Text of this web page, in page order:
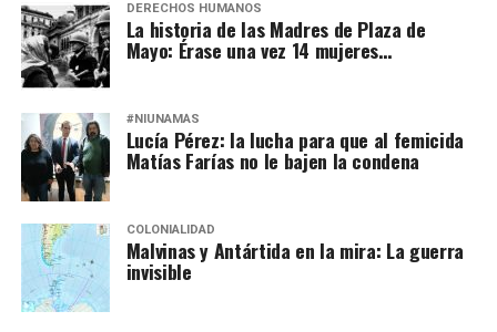
DERECHOS HUMANOS
La historia de las Madres de Plaza de
Mayo: Érase una vez 14 mujeres…
#NIUNAMÁS
Lucía Pérez: la lucha para que al femicida
Matías Farías no le bajen la condena
COLONIALIDAD
Malvinas y Antártida en la mira: La guerra
invisible